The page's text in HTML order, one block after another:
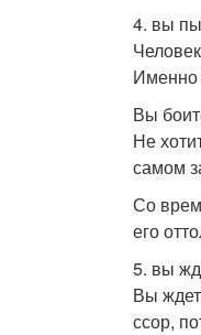
4. вы
Именно
Вы
Не
самом
Со
его
5. вы
Вы
ссор,